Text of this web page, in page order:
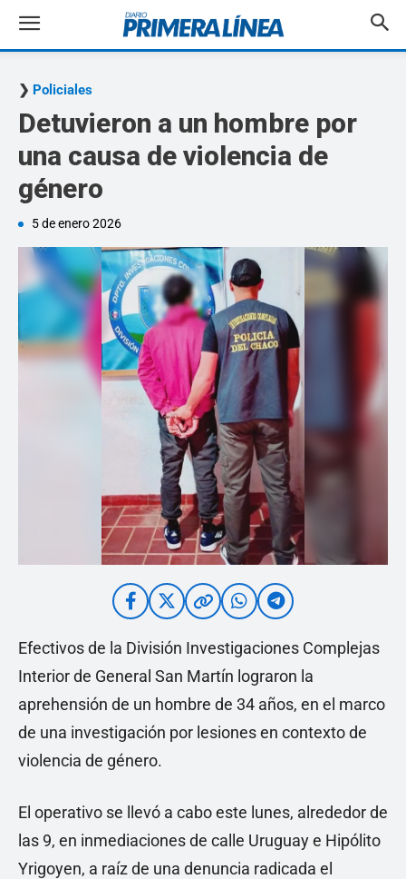
Policiales
Detuvieron a un hombre por
una causa de violencia de
género
5 de enero 2026
Efectivos de la División Investigaciones Complejas
Interior de General San Martín lograron la
aprehensión de un hombre de 34 años, en el marco
de una investigación por lesiones en contexto de
violencia de género.
El operativo se llevó a cabo este lunes, alrededor de
las 9, en inmediaciones de calle Uruguay e Hipólito
Yrigoyen, a raíz de una denuncia radicada el